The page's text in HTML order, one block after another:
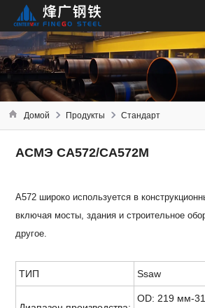
Домой Продукты Стандарт
АСМЭ СА572/СА572М
A572 широко используется в
включая мосты, здания и строительное
другое.
ТИП Ssaw
OD: 219 мм-